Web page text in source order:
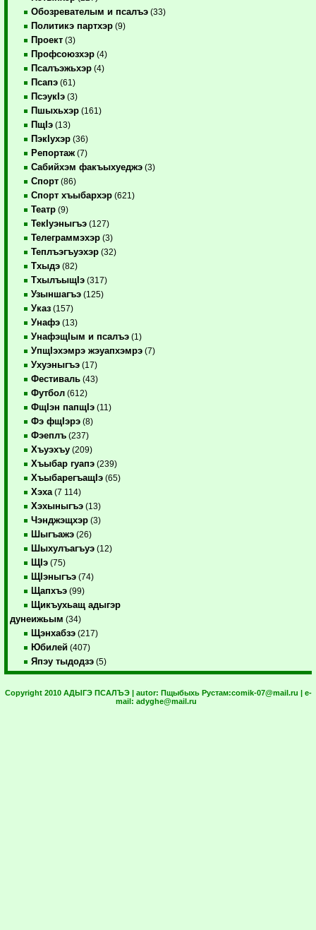
Обозревателым и псалъэ (33)
Политикэ партхэр (9)
Проект (3)
Профсоюзхэр (4)
Псалъэжьхэр (4)
Псапэ (61)
ПсэукIэ (3)
Пшыхьхэр (161)
ПщIэ (13)
ПэкIухэр (36)
Репортаж (7)
Сабийхэм факъыхуеджэ (3)
Спорт (86)
Спорт хъыбархэр (621)
Театр (9)
ТекIуэныгъэ (127)
Телеграммэхэр (3)
Теплъэгъуэхэр (32)
Тхыдэ (82)
ТхылъыщIэ (317)
Узыншагъэ (125)
Указ (157)
Унафэ (13)
УнафэщIым и псалъэ (1)
УпщIэхэмрэ жэуапхэмрэ (7)
Ухуэныгъэ (17)
Фестиваль (43)
Футбол (612)
ФщIэн папщIэ (11)
Фэ фщIэрэ (8)
Фэеплъ (237)
Хъуэхъу (209)
Хъыбар гуапэ (239)
ХъыбарегъащIэ (65)
Хэха (7 114)
Хэхыныгъэ (13)
Чэнджэщхэр (3)
Шыгъажэ (26)
Шыхулъагъуэ (12)
ЩIэ (75)
ЩIэныгъэ (74)
Щапхъэ (99)
Щикъухьащ адыгэр
дунеижьым (34)
Щэнхабзэ (217)
Юбилей (407)
Япэу тыдодзэ (5)
Copyright 2010 АДЫГЭ ПСАЛЪЭ | autor: Пщыбыхь Рустам:comik-07@mail.ru | e-
mail: adyghe@mail.ru